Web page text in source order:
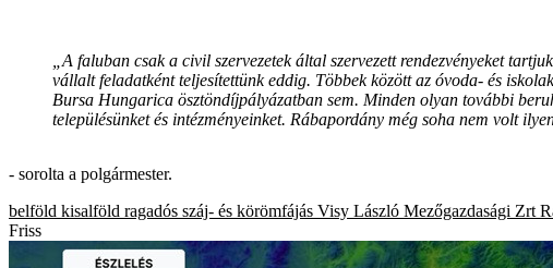
„A faluban csak a civil szervezetek által szervezett rendezvényeket
vállalt feladatként teljesítettünk eddig. Többek között az óvoda- és
Bursa Hungarica ösztöndíjpályázatban sem. Minden olyan további
településünket és intézményeinket. Rábapordány még soha nem volt
- sorolta a polgármester.
belföld kisalföld ragadós száj- és körömfájás Visy László Mezőgazdasági Zrt
Friss